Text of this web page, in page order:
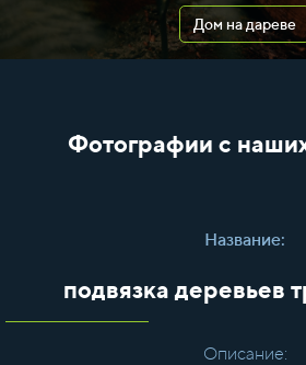
Дом на дареве
Фотографии с
Название:
подвязка деревьев
Описание: